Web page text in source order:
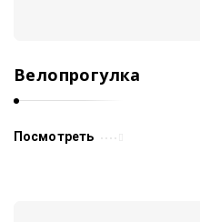
Велопрогулка
Посмотреть